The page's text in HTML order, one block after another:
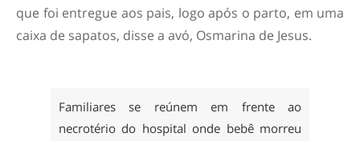
que foi entregue aos pais, logo após o parto, em uma
caixa de sapatos, disse a avó, Osmarina de Jesus.
Familiares se reúnem em frente ao
necrotério do hospital onde bebê morreu